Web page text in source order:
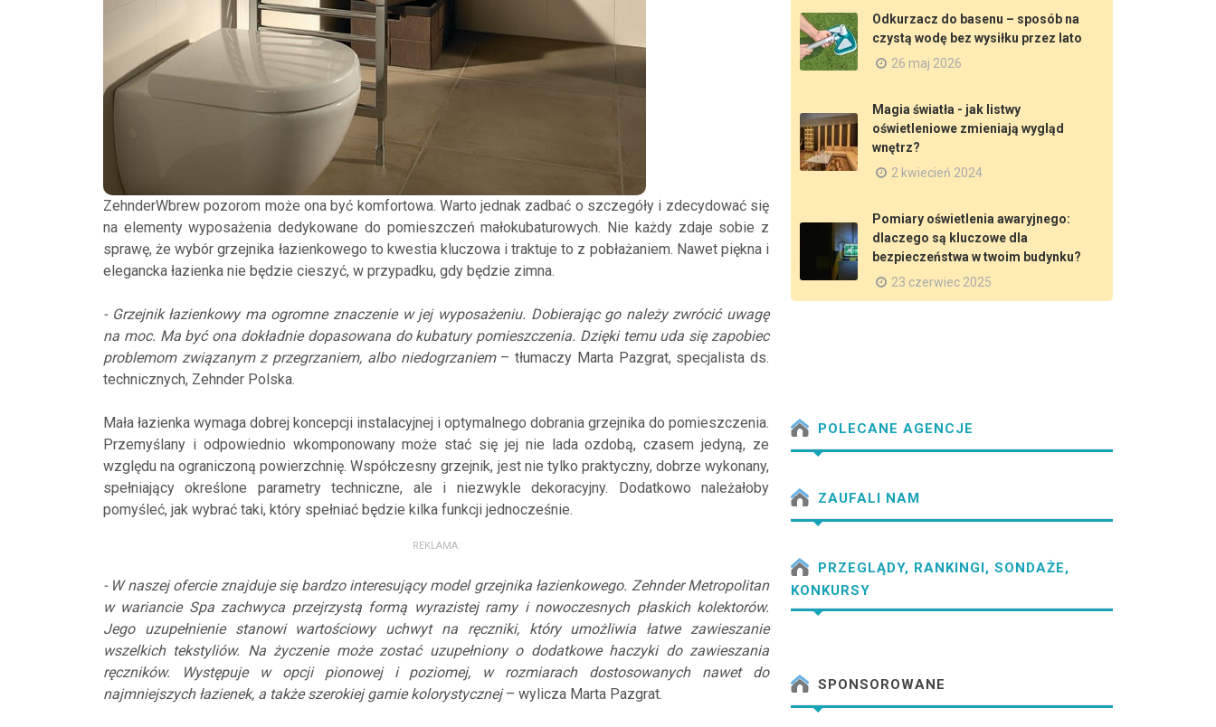
ZehnderWbrew pozorom może ona być komfortowa. Warto jednak zadbać o szczegóły i zdecydować się
na elementy wyposażenia dedykowane do pomieszczeń małokubaturowych. Nie każdy zdaje sobie z
sprawę, że wybór grzejnika łazienkowego to kwestia kluczowa i traktuje to z pobłażaniem. Nawet piękna i
elegancka łazienka nie będzie cieszyć, w przypadku, gdy będzie zimna.
- Grzejnik łazienkowy ma ogromne znaczenie w jej wyposażeniu. Dobierając go należy zwrócić uwagę
na moc. Ma być ona dokładnie dopasowana do kubatury pomieszczenia. Dzięki temu uda się zapobiec
problemom związanym z przegrzaniem, albo niedogrzaniem – tłumaczy Marta Pazgrat, specjalista ds.
technicznych, Zehnder Polska.
Mała łazienka wymaga dobrej koncepcji instalacyjnej i optymalnego dobrania grzejnika do pomieszczenia.
Przemyślany i odpowiednio wkomponowany może stać się jej nie lada ozdobą, czasem jedyną, ze
względu na ograniczoną powierzchnię. Współczesny grzejnik, jest nie tylko praktyczny, dobrze wykonany,
spełniający określone parametry techniczne, ale i niezwykle dekoracyjny. Dodatkowo należałoby
pomyśleć, jak wybrać taki, który spełniać będzie kilka funkcji jednocześnie.
REKLAMA:
- W naszej ofercie znajduje się bardzo interesujący model grzejnika łazienkowego. Zehnder Metropolitan
w wariancie Spa zachwyca przejrzystą formą wyrazistej ramy i nowoczesnych płaskich kolektorów.
Jego uzupełnienie stanowi wartościowy uchwyt na ręczniki, który umożliwia łatwe zawieszanie
wszelkich tekstyliów. Na życzenie może zostać uzupełniony o dodatkowe haczyki do zawieszania
ręczników. Występuje w opcji pionowej i poziomej, w rozmiarach dostosowanych nawet do
najmniejszych łazienek, a także szerokiej gamie kolorystycznej– wylicza Marta Pazgrat.
Odkurzacz do basenu – sposób na
czystą wodę bez wysiłku przez lato
26 maj 2026
Magia światła - jak listwy
oświetleniowe zmieniają wygląd
wnętrz?
2 kwiecień 2024
Pomiary oświetlenia awaryjnego:
dlaczego są kluczowe dla
bezpieczeństwa w twoim budynku?
23 czerwiec 2025
POLECANE AGENCJE
ZAUFALI NAM
PRZEGLĄDY, RANKINGI, SONDAŻE,
KONKURSY
SPONSOROWANE